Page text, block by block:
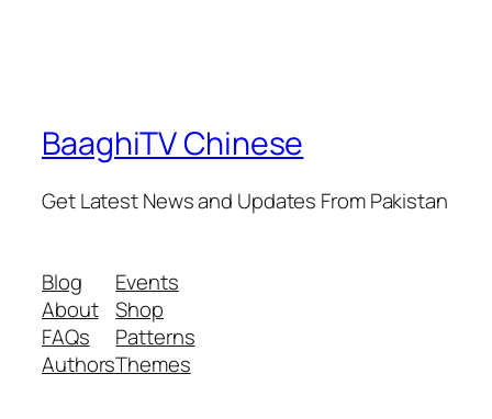
BaaghiTV Chinese
Get Latest News and Updates From Pakistan
Blog
About
FAQs
Authors
Events
Shop
Patterns
Themes